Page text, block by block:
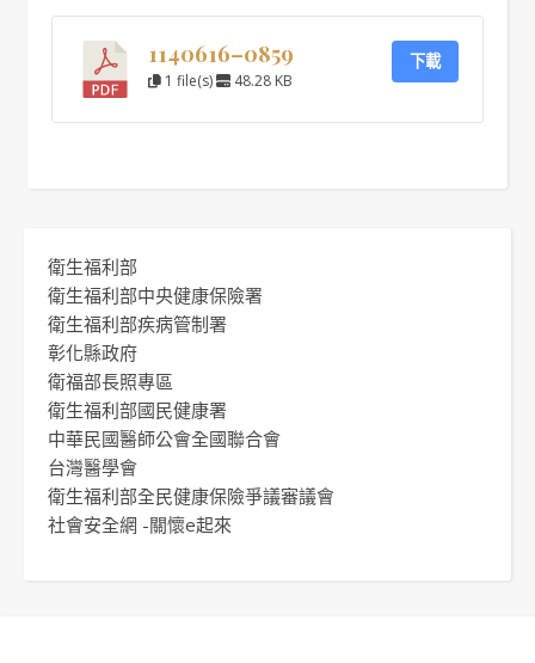
1140616–0859
1 file(s) 48.28 KB
下載
衛生福利部
衛生福利部中央健康保險署
衛生福利部疾病管制署
彰化縣政府
衛福部長照專區
衛生福利部國民健康署
中華民國醫師公會全國聯合會
台灣醫學會
衛生福利部全民健康保險爭議審議會
社會安全網 -關懷e起來